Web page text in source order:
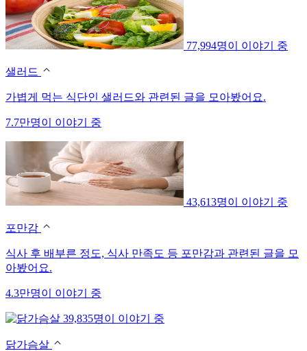
77,994명이 이야기 중
샐러드
가볍게 먹는 식단인 샐러드와 관련된 글을 모아봤어요.
7.7만명이 이야기 중
43,613명이 이야기 중
포만감
식사 후 배부른 정도, 식사 만족도 등 포만감과 관련된 글을 모
아봤어요.
4.3만명이 이야기 중
39,835명이 이야기 중
닭가슴살